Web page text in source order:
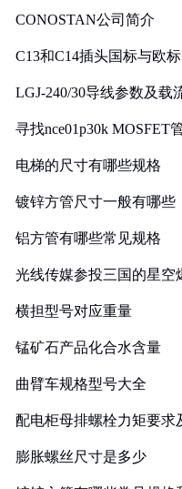
CONOSTAN公司简介
C13和C14插头国标与欧
LGJ-240/30导线参数及载
寻找nce01p30k MOSFET
电梯的尺寸有哪些规格
镀锌方管尺寸一般有哪些
铝方管有哪些常见规格
光线传媒参投三国的星空
横担型号对应重量
锰矿石产品化合水含量
曲臂车规格型号大全
配电柜母排螺栓力矩要求
膨胀螺丝尺寸是多少